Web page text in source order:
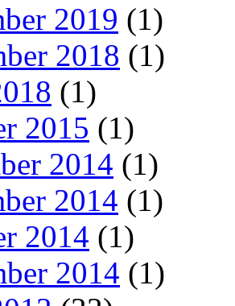
2019 (1)
2018 (1)
(1)
2015 (1)
2014 (1)
2014 (1)
2014 (1)
2014 (1)